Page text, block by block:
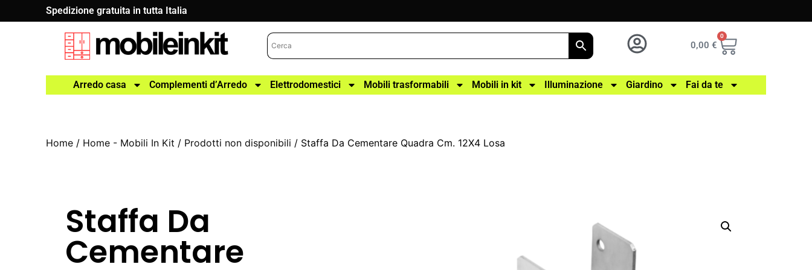
Spedizione gratuita in tutta Italia
0,00 €
0
Arredo casa Complementi d’Arredo Elettrodomestici Mobili trasformabili Mobili in kit Illuminazione Giardino Fai da te
Home / Home - Mobili In Kit / Prodotti non disponibili / Staffa Da Cementare Quadra Cm. 12X4 Losa
Staffa Da
Cementare